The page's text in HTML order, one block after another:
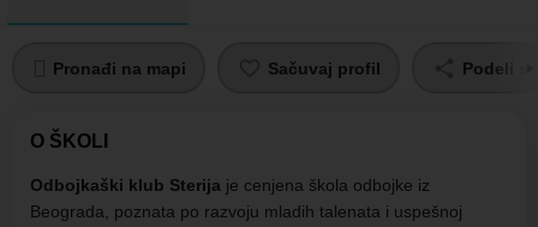
Pronađi na mapi Sačuvaj profil Podeli
O ŠKOLI
Odbojkaški klub Sterija je cenjena škola odbojke iz
Beograda, poznata po razvoju mladih talenata i uspešnoj